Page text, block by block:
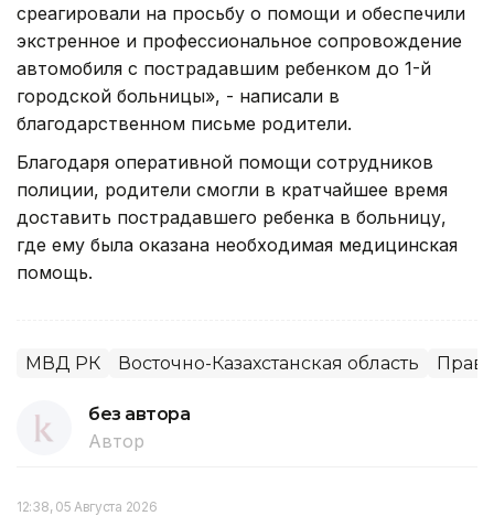
среагировали на просьбу о помощи и обеспечили
экстренное и профессиональное сопровождение
автомобиля с пострадавшим ребенком до 1-й
городской больницы», - написали в
благодарственном письме родители.
Благодаря оперативной помощи сотрудников
полиции, родители смогли в кратчайшее время
доставить пострадавшего ребенка в больницу,
где ему была оказана необходимая медицинская
помощь.
МВД РК Восточно-Казахстанская область
без автора
Автор
12:38, 05 Августа 2026